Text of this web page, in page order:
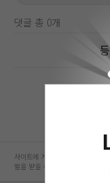
댓글 총 0개
사이트에 게시된 컨텐츠는 저작
벌을 받을 수 있습니다.